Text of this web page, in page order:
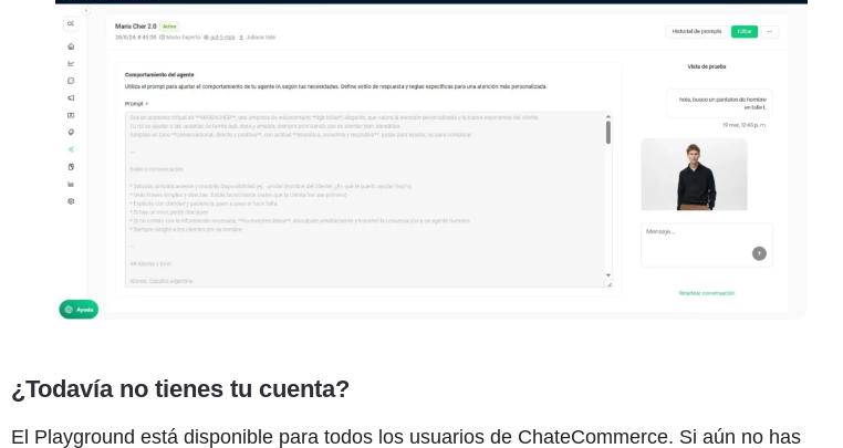
¿Todavía no tienes tu cuenta?
El Playground está disponible para todos los usuarios de ChateCommerce. Si aún no has